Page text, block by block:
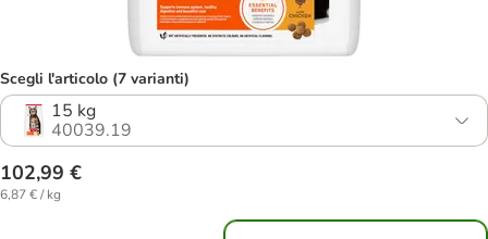
Scegli l'articolo (7 varianti)
15 kg
40039.19
102,99 €
6,87 € / kg